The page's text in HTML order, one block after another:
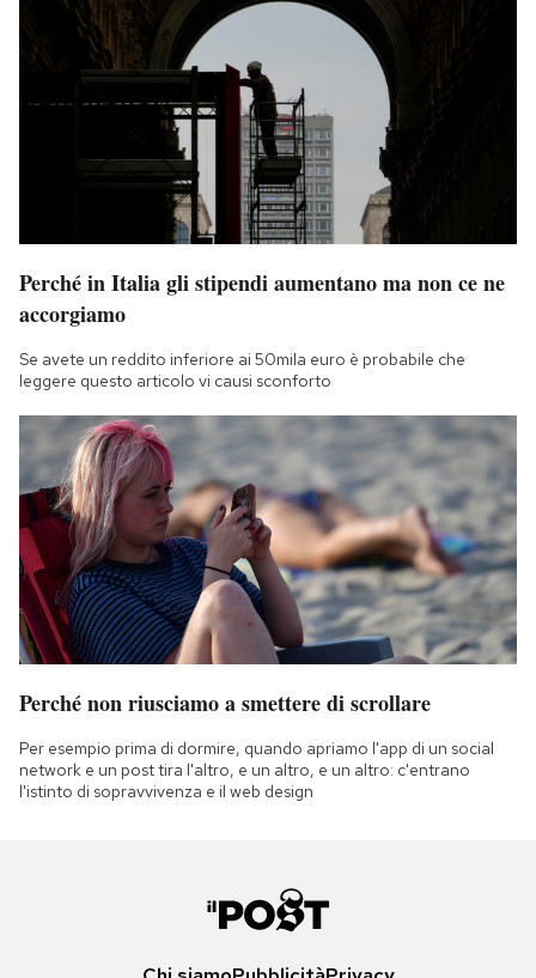
Perché in Italia gli stipendi aumentano ma non ce ne
accorgiamo
Se avete un reddito inferiore ai 50mila euro è probabile che
leggere questo articolo vi causi sconforto
Perché non riusciamo a smettere di scrollare
Per esempio prima di dormire, quando apriamo l'app di un social
network e un post tira l'altro, e un altro, e un altro: c'entrano
l'istinto di sopravvivenza e il web design